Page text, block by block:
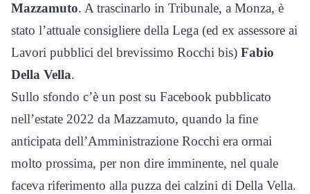
Mazzamuto. A trascinarlo in Tribunale, a Monza, è
stato l’attuale consigliere della Lega (ed ex assessore ai
Lavori pubblici del brevissimo Rocchi bis) Fabio
Della Vella.
Sullo sfondo c’è un post su Facebook pubblicato
nell’estate 2022 da Mazzamuto, quando la fine
anticipata dell’Amministrazione Rocchi era ormai
molto prossima, per non dire imminente, nel quale
faceva riferimento alla puzza dei calzini di Della Vella.